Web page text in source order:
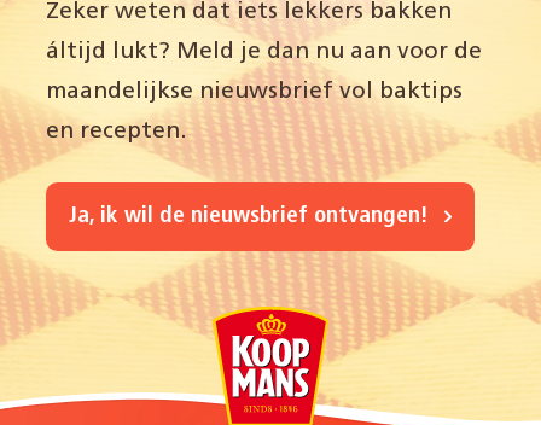
Zeker weten dat iets lekkers bakken
áltijd lukt? Meld je dan nu aan voor de
maandelijkse nieuwsbrief vol baktips
en recepten.
Ja, ik wil de nieuwsbrief ontvangen!